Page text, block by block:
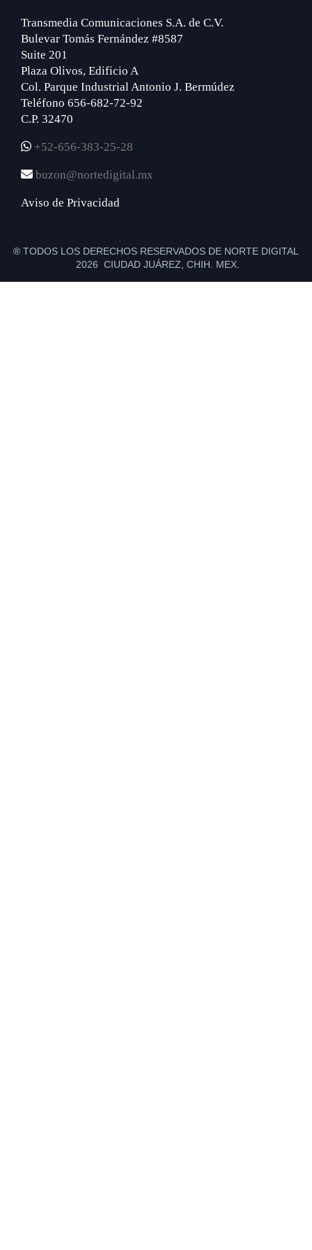
Transmedia Comunicaciones S.A. de C.V.
Bulevar Tomás Fernández #8587
Suite 201
Plaza Olivos, Edificio A
Col. Parque Industrial Antonio J. Bermúdez
Teléfono 656-682-72-92
C.P. 32470
+52-656-383-25-28
buzon@nortedigital.mx
Aviso de Privacidad
® TODOS LOS DERECHOS RESERVADOS DE NORTE DIGITAL
2026 CIUDAD JUÁREZ, CHIH. MEX.